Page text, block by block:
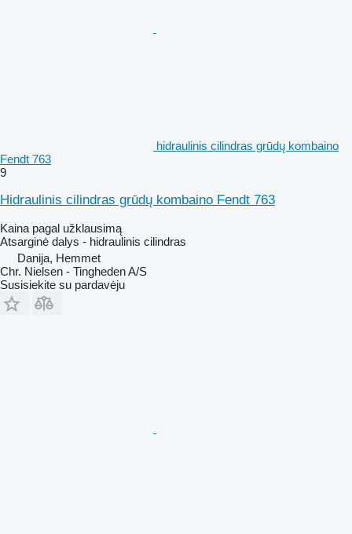
hidraulinis cilindras grūdų kombaino
Fendt 763
9
Hidraulinis cilindras grūdų kombaino Fendt 763
Kaina pagal užklausimą
Atsarginė dalys - hidraulinis cilindras
Danija, Hemmet
Chr. Nielsen - Tingheden A/S
Susisiekite su pardavėju